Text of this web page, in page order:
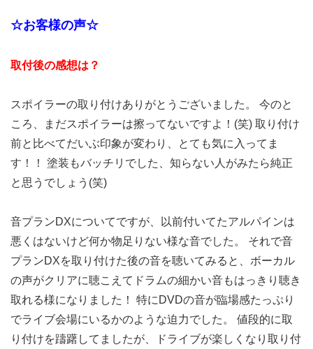
☆お客様の声☆
取付後の感想は？
スポイラーの取り付けありがとうございました。 今のと
ころ、まだスポイラーは擦ってないですよ！(笑) 取り付け
前と比べてだいぶ印象が変わり、とても気に入ってま
す！！ 塗装もバッチリでした、知らない人がみたら純正
と思うでしょう(笑)
音プランDXについてですが、以前付いてたアルパインは
悪くはないけど何か物足りない様な音でした。 それで音
プランDXを取り付けた後の音を聴いてみると、ボーカル
の声がクリアに聴こえてドラムの細かい音もはっきり聴き
取れる様になりました！ 特にDVDの音が臨場感たっぷり
でライブ会場にいるかのような迫力でした。 値段的に取
り付けを躊躇してましたが、ドライブが楽しくなり取り付